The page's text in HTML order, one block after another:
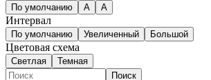
По умолчанию A A
Интервал
По умолчанию Увеличенный Большой
Цветовая схема
Светлая Темная